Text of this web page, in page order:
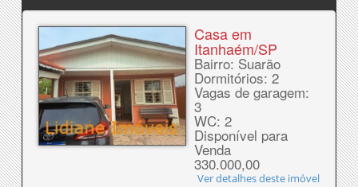
Casa em
Itanhaém/SP
Bairro: Suarão
Dormitórios: 2
Vagas de garagem:
3
WC: 2
Disponível para
Venda
330.000,00
Ver detalhes deste imóvel